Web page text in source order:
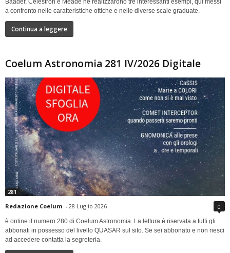
Baader, Celestron e Meade ne realizzarono tre interessanti esempi, qui messi
a confronto nelle caratteristiche ottiche e nelle diverse scale graduate.
Continua a leggere
Coelum Astronomia 281 IV/2026 Digitale
281
Redazione Coelum - 28 Luglio 2026 0
è online il numero 280 di Coelum Astronomia. La lettura è riservata a tutti gli
abbonati in possesso del livello QUASAR sul sito. Se sei abbonato e non riesci
ad accedere contatta la segreteria.